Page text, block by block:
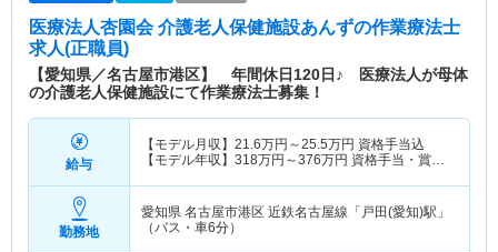
医療法人杏園会 介護老人保健施設あんずの作業療法士
求人(正職員)
【愛知県／名古屋市港区】 年間休日120日♪ 医療法人が母体
の介護老人保健施設にて作業療法士募集！
給与
【モデル月収】 21.6万円～25.5万円 資格手当込
【モデル年収】 318万円～376万円 資格手当・賞与
勤務地
愛知県 名古屋市港区 近鉄名古屋線「戸田(愛知)駅」
（バス・車6分）